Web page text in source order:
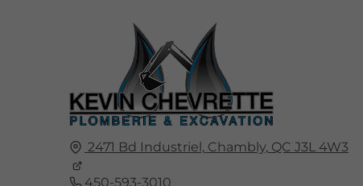
2471 Bd Industriel, Chambly,QC J3L 4W3
450-593-3010